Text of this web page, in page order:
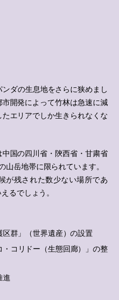
ダの生息地をさらに狭めまし
開発によって竹林は急速に減
エリアでしか生きられなくな
国の四川省・陝西省・甘粛省
山岳地帯に限られています。
が残された数少ない場所であ
るでしょう。
区群」（世界遺産）の設置
コリドー（生態回廊）」の整
進